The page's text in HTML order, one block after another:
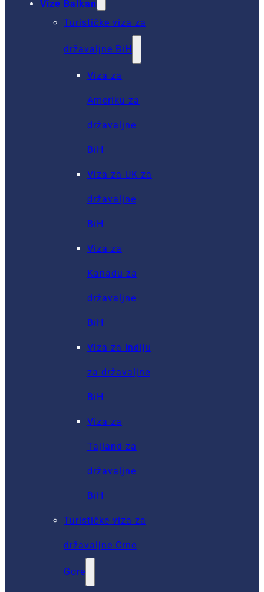
Vize Balkan
Turističke viza za
državaljne BiH
Viza za
Ameriku za
državaljne
BiH
Viza za UK za
državaljne
BiH
Viza za
Kanadu za
državaljne
BiH
Viza za Indiju
za državaljne
BiH
Viza za
Tajland za
državaljne
BiH
Turističke viza za
državaljne Crne
Gore